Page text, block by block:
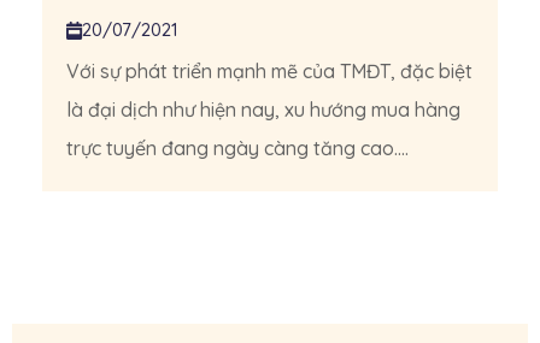
20/07/2021
Với sự phát triển mạnh mẽ của TMĐT, đặc biệt
là đại dịch như hiện nay, xu hướng mua hàng
trực tuyến đang ngày càng tăng cao....